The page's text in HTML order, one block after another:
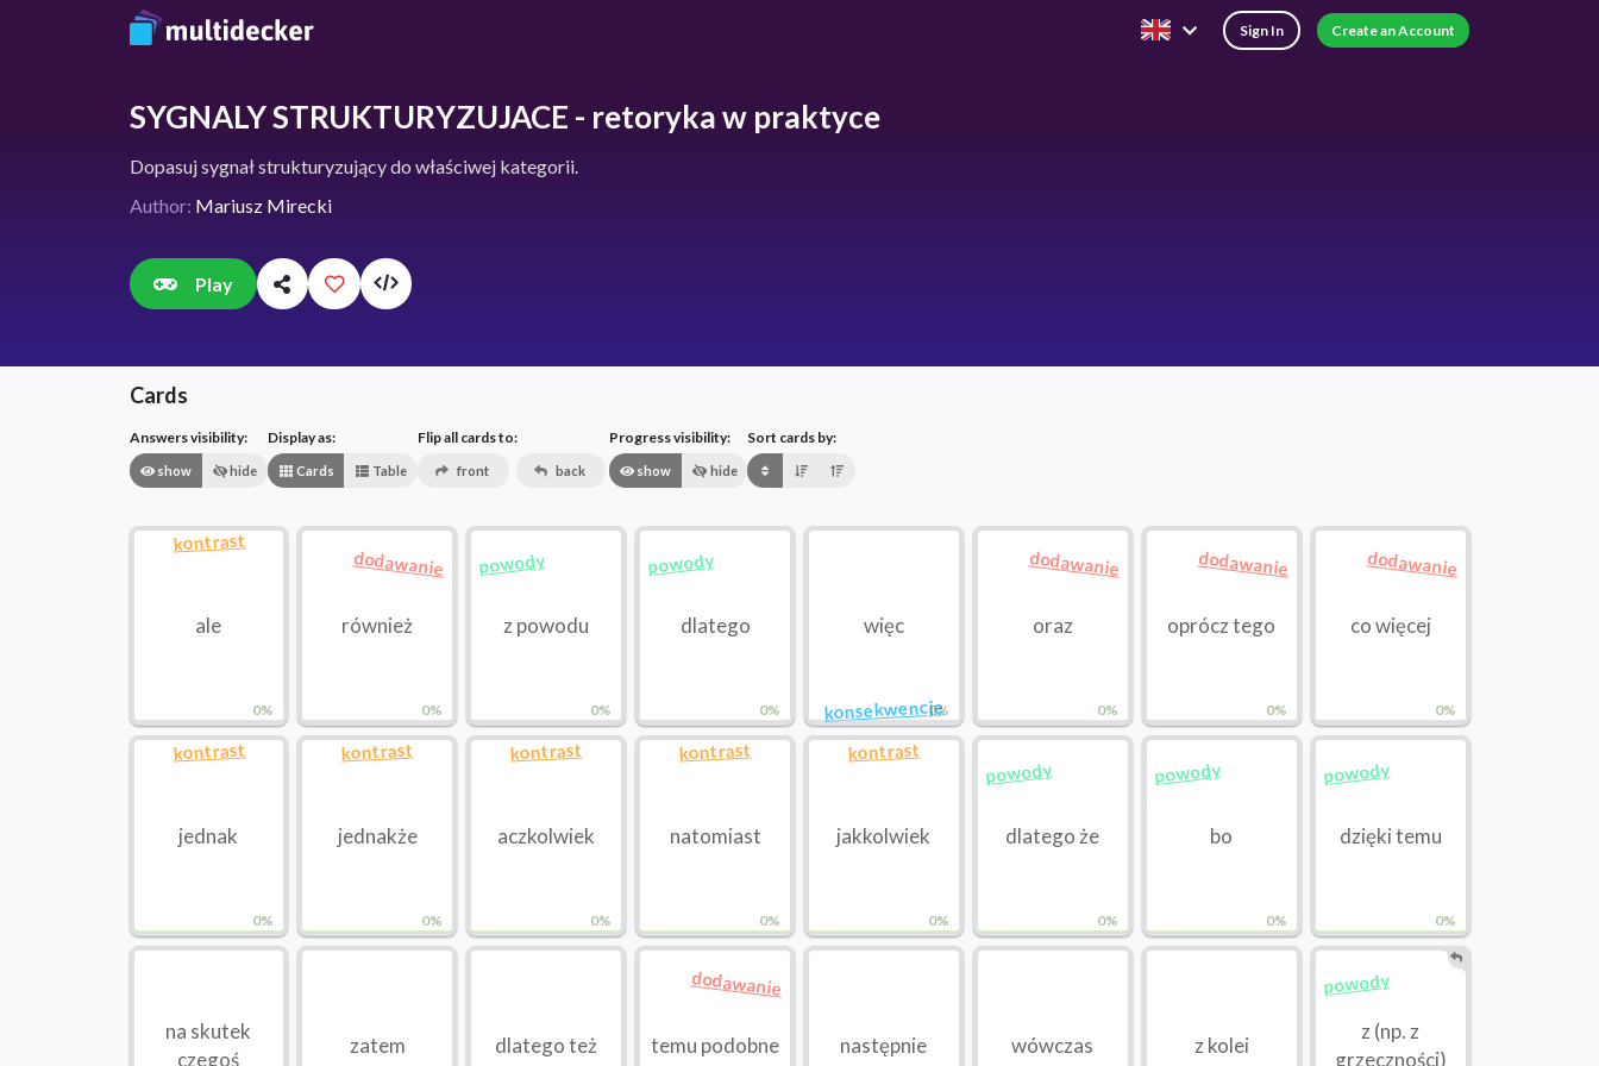
Sign In Create an Account
SYGNALY STRUKTURYZUJACE - retoryka w praktyce
Dopasuj sygnał strukturyzujący do właściwej kategorii.
Author: Mariusz Mirecki
Play
Cards
Answers visibility:
show hide
Display as:
Cards Table
Flip all cards to:
front back
Progress visibility:
show hide
Sort cards by:
0%
kontrast
ale
0%
dodawanie
również
0%
powody
z powodu
0%
powody
dlatego
0%
konsekwencje
więc
0%
dodawanie
oraz
0%
dodawanie
oprócz tego
0%
dodawanie
co więcej
0%
kontrast
jednak
0%
kontrast
jednakże
0%
kontrast
aczkolwiek
0%
kontrast
natomiast
0%
kontrast
jakkolwiek
0%
powody
dlatego że
0%
powody
bo
0%
powody
dzięki temu
na skutek
czegoś
zatem dlatego też
dodawanie
temu podobne następnie wówczas z kolei
powody
z (np. z
grzeczności)